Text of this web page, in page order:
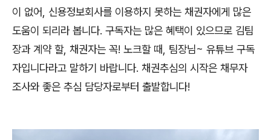
이 없어, 신용정보회사를 이용하지 못하는 채권자에게 많은
도움이 되리라 봅니다. 구독자는 많은 혜택이 있으므로 김팀
장과 계약 할, 채권자는 꼭! 노크할 때, 팀장님~ 유튜브 구독
자입니다라고 말하기 바랍니다. 채권추심의 시작은 채무자
조사와 좋은 추심 담당자로부터 출발합니다!